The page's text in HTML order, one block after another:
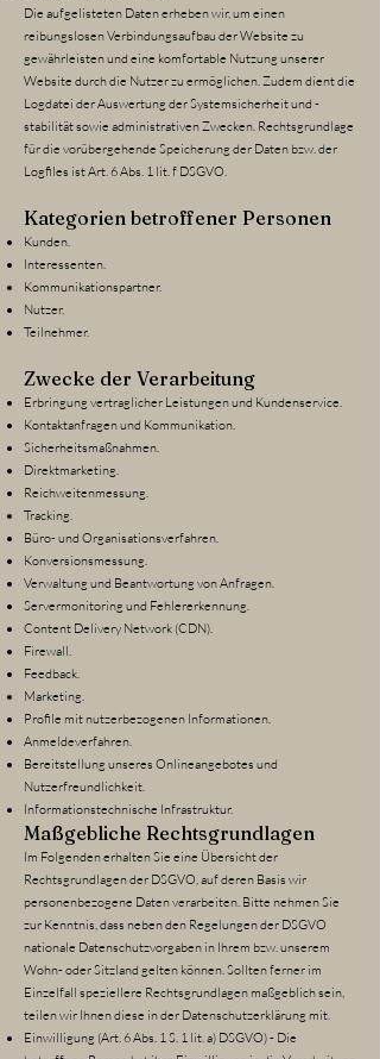
Die aufgelisteten Daten erheben wir, um einen
reibungslosen Verbindungsaufbau der Website zu
gewährleisten und eine komfortable Nutzung unserer
Website durch die Nutzer zu ermöglichen. Zudem dient die
Logdatei der Auswertung der Systemsicherheit und -
stabilität sowie administrativen Zwecken. Rechtsgrundlage
für die vorübergehende Speicherung der Daten bzw. der
Logfiles ist Art. 6 Abs. 1 lit. f DSGVO.
Kategorien betroffener Personen
Kunden.
Interessenten.
Kommunikationspartner.
Nutzer.
Teilnehmer.
Zwecke der Verarbeitung
Erbringung vertraglicher Leistungen und Kundenservice.
Kontaktanfragen und Kommunikation.
Sicherheitsmaßnahmen.
Direktmarketing.
Reichweitenmessung.
Tracking.
Büro- und Organisationsverfahren.
Konversionsmessung.
Verwaltung und Beantwortung von Anfragen.
Servermonitoring und Fehlererkennung.
Content Delivery Network (CDN).
Firewall.
Feedback.
Marketing.
Profile mit nutzerbezogenen Informationen.
Anmeldeverfahren.
Bereitstellung unseres Onlineangebotes und
Nutzerfreundlichkeit.
Informationstechnische Infrastruktur.
Maßgebliche Rechtsgrundlagen
Im Folgenden erhalten Sie eine Übersicht der
Rechtsgrundlagen der DSGVO, auf deren Basis wir
personenbezogene Daten verarbeiten. Bitte nehmen Sie
zur Kenntnis, dass neben den Regelungen der DSGVO
nationale Datenschutzvorgaben in Ihrem bzw. unserem
Wohn- oder Sitzland gelten können. Sollten ferner im
Einzelfall speziellere Rechtsgrundlagen maßgeblich sein,
teilen wir Ihnen diese in der Datenschutzerklärung mit.
Einwilligung (Art. 6 Abs. 1 S. 1 lit. a) DSGVO) - Die